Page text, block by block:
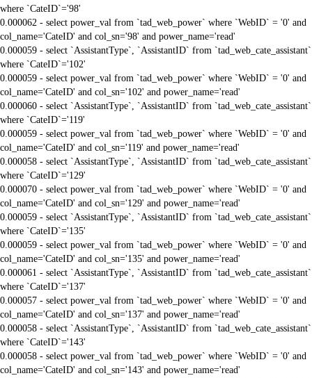
where `CateID`='98'
0.000062 - select power_val from `tad_web_power` where `WebID` = '0' and
col_name='CateID' and col_sn='98' and power_name='read'
0.000059 - select `AssistantType`, `AssistantID` from `tad_web_cate_assistant`
where `CateID`='102'
0.000059 - select power_val from `tad_web_power` where `WebID` = '0' and
col_name='CateID' and col_sn='102' and power_name='read'
0.000060 - select `AssistantType`, `AssistantID` from `tad_web_cate_assistant`
where `CateID`='119'
0.000059 - select power_val from `tad_web_power` where `WebID` = '0' and
col_name='CateID' and col_sn='119' and power_name='read'
0.000058 - select `AssistantType`, `AssistantID` from `tad_web_cate_assistant`
where `CateID`='129'
0.000070 - select power_val from `tad_web_power` where `WebID` = '0' and
col_name='CateID' and col_sn='129' and power_name='read'
0.000059 - select `AssistantType`, `AssistantID` from `tad_web_cate_assistant`
where `CateID`='135'
0.000059 - select power_val from `tad_web_power` where `WebID` = '0' and
col_name='CateID' and col_sn='135' and power_name='read'
0.000061 - select `AssistantType`, `AssistantID` from `tad_web_cate_assistant`
where `CateID`='137'
0.000057 - select power_val from `tad_web_power` where `WebID` = '0' and
col_name='CateID' and col_sn='137' and power_name='read'
0.000058 - select `AssistantType`, `AssistantID` from `tad_web_cate_assistant`
where `CateID`='143'
0.000058 - select power_val from `tad_web_power` where `WebID` = '0' and
col_name='CateID' and col_sn='143' and power_name='read'